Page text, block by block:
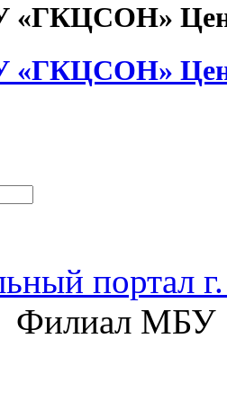
портал
Филиал МБУ